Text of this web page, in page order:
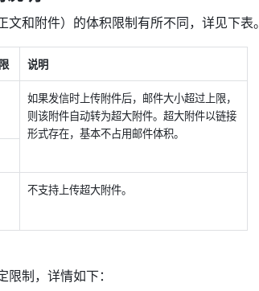
和附件）的体积限制有所不同，详见下表。
说明
如果发信时上传附件后，邮件大小超过上限，
则该附件自动转为超大附件。超大附件以链接
形式存在，基本不占用邮件体积。
不支持上传超大附件。
制，详情如下：